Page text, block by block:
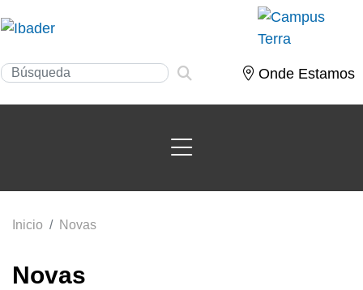
Onde Estamos
Inicio Novas
Novas